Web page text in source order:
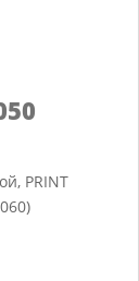
PRINT